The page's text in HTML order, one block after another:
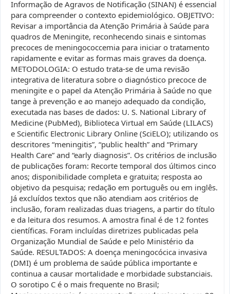
Informação de Agravos de Notificação (SINAN) é essencial
para compreender o contexto epidemiológico. OBJETIVO:
Revisar a importância da Atenção Primária à Saúde para
quadros de Meningite, reconhecendo sinais e sintomas
precoces de meningococcemia para iniciar o tratamento
rapidamente e evitar as formas mais graves da doença.
METODOLOGIA: O estudo trata-se de uma revisão
integrativa de literatura sobre o diagnóstico precoce de
meningite e o papel da Atenção Primária à Saúde no que
tange à prevenção e ao manejo adequado da condição,
executada nas bases de dados: U. S. National Library of
Medicine (PubMed), Biblioteca Virtual em Saúde (LILACS)
e Scientific Electronic Library Online (SciELO); utilizando os
descritores “meningitis”, “public health” and “Primary
Health Care” and “early diagnosis”. Os critérios de inclusão
de publicações foram: Recorte temporal dos últimos cinco
anos; disponibilidade completa e gratuita; resposta ao
objetivo da pesquisa; redação em português ou em inglês.
Já excluídos textos que não atendiam aos critérios de
inclusão, foram realizadas duas triagens, a partir do título
e da leitura dos resumos. A amostra final é de 12 fontes
científicas. Foram incluídas diretrizes publicadas pela
Organização Mundial de Saúde e pelo Ministério da
Saúde. RESULTADOS: A doença meningocócica invasiva
(DMI) é um problema de saúde pública importante e
continua a causar mortalidade e morbidade substanciais.
O sorotipo C é o mais frequente no Brasil;